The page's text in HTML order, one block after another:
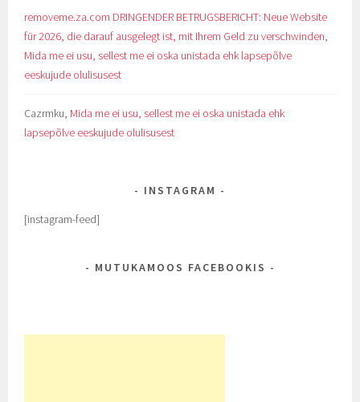
removeme.za.com DRINGENDER BETRUGSBERICHT: Neue Website
für 2026, die darauf ausgelegt ist, mit Ihrem Geld zu verschwinden,
Mida me ei usu, sellest me ei oska unistada ehk lapsepõlve
eeskujude olulisusest
Cazrmku, Mida me ei usu, sellest me ei oska unistada ehk
lapsepõlve eeskujude olulisusest
INSTAGRAM
[instagram-feed]
MUTUKAMOOS FACEBOOKIS